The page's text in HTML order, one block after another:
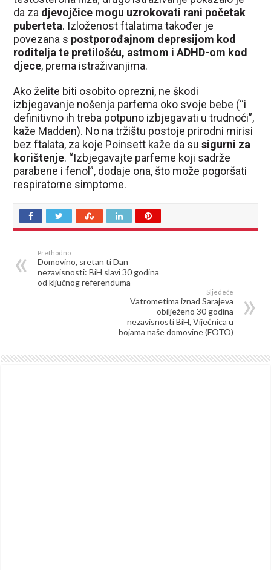
da za djevojčice mogu uzrokovati rani početak
puberteta. Izloženost ftalatima također je
povezana s postporođajnom depresijom kod
roditelja te pretilošću, astmom i ADHD-om kod
djece, prema istraživanjima.
Ako želite biti osobito oprezni, ne škodi
izbjegavanje nošenja parfema oko svoje bebe (“i
definitivno ih treba potpuno izbjegavati u trudnoći”,
kaže Madden). No na tržištu postoje prirodni mirisi
bez ftalata, za koje Poinsett kaže da su sigurni za
korištenje. “Izbjegavajte parfeme koji sadrže
parabene i fenol”, dodaje ona, što može pogoršati
respiratorne simptome.
Prethodno
Domovino, sretan ti Dan
nezavisnosti: BiH slavi 30 godina
od ključnog referenduma
Sljedeće
Vatrometima iznad Sarajeva
obilježeno 30 godina
nezavisnosti BiH, Vijećnica u
bojama naše domovine (FOTO)